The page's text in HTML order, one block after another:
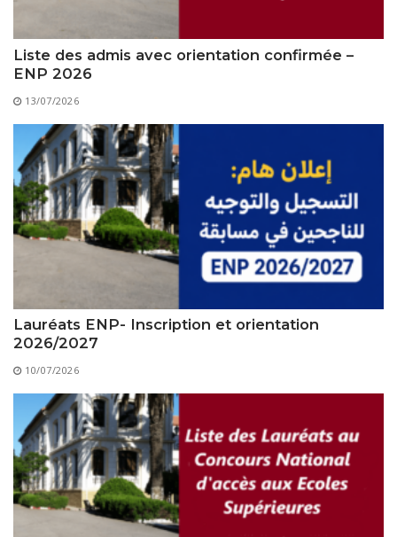
Liste des admis avec orientation confirmée –
ENP 2026
13/07/2026
Lauréats ENP- Inscription et orientation
2026/2027
10/07/2026